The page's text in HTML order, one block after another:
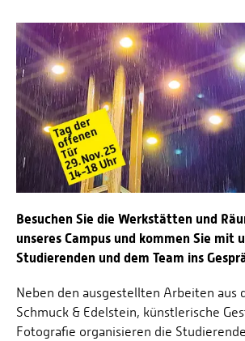
Besuchen Sie die Werkstätten und
unseres Campus und kommen Sie mit
Studierenden und dem Team ins
Neben den ausgestellten Arbeiten aus
Schmuck & Edelstein, künstlerische
Fotografie organisieren die